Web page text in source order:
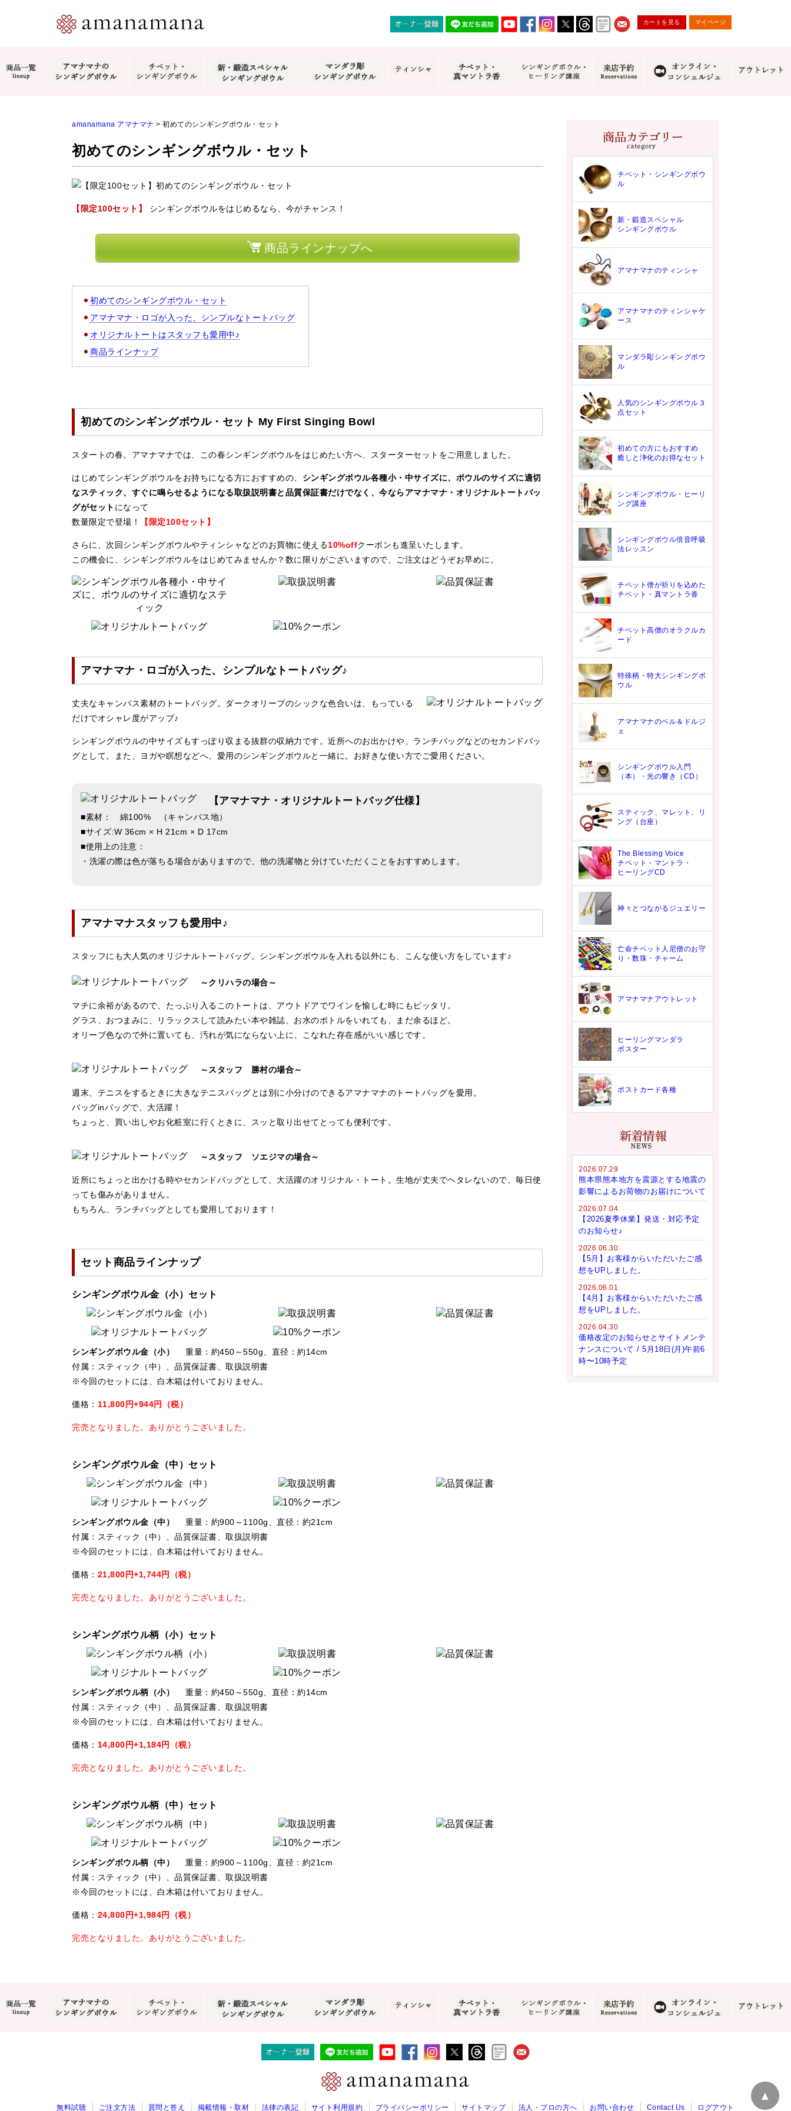
カートを見る マイページ
amanamana アマナマナ > 初めてのシンギングボウル・セット
初めてのシンギングボウル・セット
【限定100セット】 シンギングボウルをはじめるなら、今がチャンス！
商品ラインナップへ
初めてのシンギングボウル・セット
アマナマナ・ロゴが入った、シンプルなトートバッグ
オリジナルトートはスタッフも愛用中♪
商品ラインナップ
初めてのシンギングボウル・セット My First Singing Bowl
スタートの春。アマナマナでは、この春シンギングボウルをはじめたい方へ、スターターセットをご用意しました。
はじめてシンギングボウルをお持ちになる方におすすめの、 シンギングボウル各種小・中サイズに、ボウルのサイズに適切
なスティック、すぐに鳴らせるようになる取扱説明書と品質保証書だけでなく、今ならアマナマナ・オリジナルトートバッ
グがセット になって
数量限定で登場！
【限定100セット】
さらに、次回シンギングボウルやティンシャなどのお買物に使える10%offクーポンも進呈いたします。
この機会に、シンギングボウルをはじめてみませんか？数に限りがございますので、ご注文はどうぞお早めに。
アマナマナ・ロゴが入った、シンプルなトートバッグ♪
丈夫なキャンバス素材のトートバッグ。ダークオリーブのシックな色合いは、もっている
だけでオシャレ度がアップ♪
シンギングボウルの中サイズもすっぽり収まる抜群の収納力です。近所へのお出かけや、ランチバッグなどのセカンドバッ
グとして。また、ヨガや瞑想などへ、愛用のシンギングボウルと一緒に。お好きな使い方でご愛用ください。
【アマナマナ・オリジナルトートバッグ仕様】
■素材： 綿100% （キャンバス地）
■サイズ:W 36cm × H 21cm × D 17cm
■使用上の注意：
・洗濯の際は色が落ちる場合がありますので、他の洗濯物と分けていただくことをおすすめします。
アマナマナスタッフも愛用中♪
スタッフにも大人気のオリジナルトートバッグ。シンギングボウルを入れる以外にも、こんな使い方をしています♪
～クリハラの場合～
マチに余裕があるので、たっぷり入るこのトートは、アウトドアでワインを愉しむ時にもピッタリ。
グラス、おつまみに、リラックスして読みたい本や雑誌、お水のボトルをいれても、まだ余るほど。
オリーブ色なので外に置いても、汚れが気にならない上に、こなれた存在感がいい感じです。
～スタッフ 勝村の場合～
週末、テニスをするときに大きなテニスバッグとは別に小分けのできるアマナマナのトートバッグを愛用。
バッグinバッグで、大活躍！
ちょっと、買い出しやお化粧室に行くときに、スッと取り出せてとっても便利です。
～スタッフ ソエジマの場合～
近所にちょっと出かける時やセカンドバッグとして、大活躍のオリジナル・トート。生地が丈夫でヘタレないので、毎日使
っても傷みがありません。
もちろん、ランチバッグとしても愛用しております！
セット商品ラインナップ
シンギングボウル金（小）セット
シンギングボウル金（小）
重量：約450～550g、直径：約14cm
付属：スティック（中）、品質保証書、取扱説明書
※今回のセットには、白木箱は付いておりません。
価格： 11,800円+944円（税）
完売となりました。ありがとうございました。
シンギングボウル金（中）セット
シンギングボウル金（中）
重量：約900～1100g、直径：約21cm
付属：スティック（中）、品質保証書、取扱説明書
※今回のセットには、白木箱は付いておりません。
価格： 21,800円+1,744円（税）
完売となりました。ありがとうございました。
シンギングボウル柄（小）セット
シンギングボウル柄（小）
重量：約450～550g、直径：約14cm
付属：スティック（中）、品質保証書、取扱説明書
※今回のセットには、白木箱は付いておりません。
価格： 14,800円+1,184円（税）
完売となりました。ありがとうございました。
シンギングボウル柄（中）セット
シンギングボウル柄（中）
重量：約900～1100g、直径：約21cm
付属：スティック（中）、品質保証書、取扱説明書
※今回のセットには、白木箱は付いておりません。
価格： 24,800円+1,984円（税）
完売となりました。ありがとうございました。
チベット・シンギングボウ
ル
新・鍛造スペシャル
シンギングボウル
アマナマナのティンシャ
アマナマナのティンシャケ
ース
マンダラ彫シンギングボウ
ル
人気のシンギングボウル３
点セット
初めての方にもおすすめ
癒しと浄化のお得なセット
シンギングボウル・ヒーリ
ング講座
シンギングボウル倍音呼吸
法レッスン
チベット僧が祈りを込めた
チベット・真マントラ香
チベット高僧のオラクルカ
ード
特殊柄・特大シンギングボ
ウル
アマナマナのベル＆ドルジ
ェ
シンギングボウル入門
（本）・光の響き（CD）
スティック、マレット、リ
ング（台座）
The Blessing Voice
チベット・マントラ・
ヒーリングCD
神々とつながるジュエリー
亡命チベット人尼僧のお守
り・数珠・チャーム
アマナマナアウトレット
ヒーリングマンダラ
ポスター
ポストカード各種
2026.07.29
熊本県熊本地方を震源とする地震の
影響によるお荷物のお届けについて
2026.07.04
【2026夏季休業】発送・対応予定
のお知らせ♪
2026.06.30
【5月】お客様からいただいたご感
想をUPしました。
2026.06.01
【4月】お客様からいただいたご感
想をUPしました。
2026.04.30
価格改定のお知らせとサイトメンテ
ナンスについて / 5月18日(月)午前6
時〜10時予定
無料試聴 ご注文方法 質問と答え 掲載情報・取材 法律の表記 サイト利用規約 プライバシーポリシー サイトマップ 法人・プロの方へ お問い合わせ Contact Us ログアウト
▲